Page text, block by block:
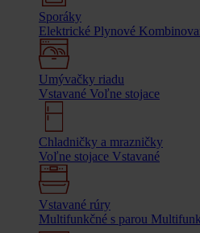
Sporáky
Elektrické Plynové
Umývačky riadu
Vstavané Voľne stojace
Chladničky a mrazničky
Voľne stojace Vstavané
Vstavané rúry
Multifunkčné s parou